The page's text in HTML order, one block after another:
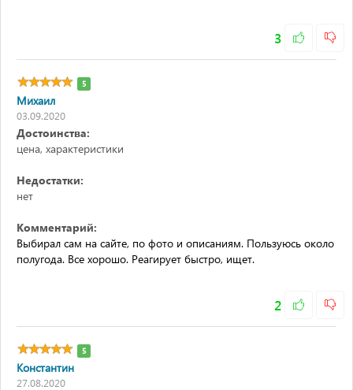
3
5
Михаил
03.09.2020
Достоинства:
цена, характеристики
Недостатки:
нет
Комментарий:
Выбирал сам на сайте, по фото и описаниям. Пользуюсь около
полугода. Все хорошо. Реагирует быстро, ищет.
2
5
Константин
27.08.2020